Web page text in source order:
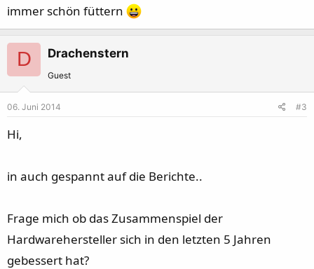
immer schön füttern
D Drachenstern
Guest
06. Juni 2014 #3
Hi,
in auch gespannt auf die Berichte..
Frage mich ob das Zusammenspiel der
Hardwarehersteller sich in den letzten 5 Jahren
gebessert hat?